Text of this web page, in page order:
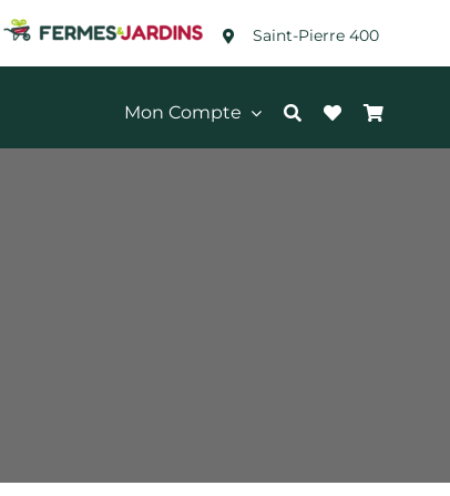
Saint-Pierre 400
Mon Compte